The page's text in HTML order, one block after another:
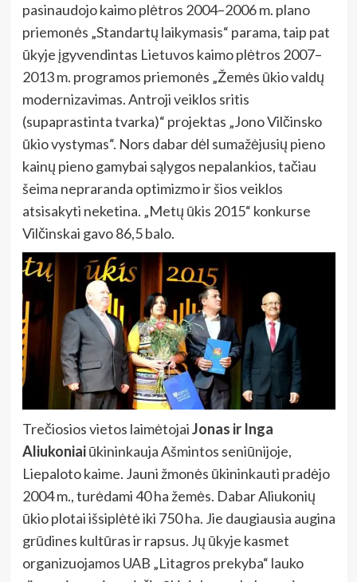
pasinaudojo kaimo plėtros 2004–2006 m. plano
priemonės „Standartų laikymasis“ parama, taip pat
ūkyje įgyvendintas Lietuvos kaimo plėtros 2007–
2013 m. programos priemonės „Žemės ūkio valdų
modernizavimas. Antroji veiklos sritis
(supaprastinta tvarka)“ projektas „Jono Vilčinsko
ūkio vystymas“. Nors dabar dėl sumažėjusių pieno
kainų pieno gamybai sąlygos nepalankios, tačiau
šeima nepraranda optimizmo ir šios veiklos
atsisakyti neketina. „Metų ūkis 2015“ konkurse
Vilčinskai gavo 86,5 balo.
Trečiosios vietos laimėtojaiJonas ir Inga
Aliukoniaiūkininkauja Ašmintos seniūnijoje,
Liepaloto kaime. Jauni žmonės ūkininkauti pradėjo
2004 m., turėdami 40 ha žemės. Dabar Aliukonių
ūkio plotai išsiplėtė iki 750 ha. Jie daugiausia augina
grūdines kultūras ir rapsus. Jų ūkyje kasmet
organizuojamos UAB „Litagros prekyba“ lauko